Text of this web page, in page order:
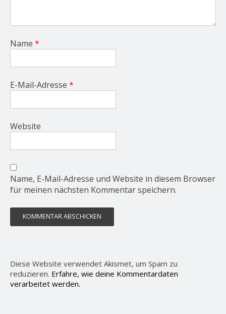
Name *
E-Mail-Adresse *
Website
Name, E-Mail-Adresse und Website in diesem Browser
für meinen nächsten Kommentar speichern.
Diese Website verwendet Akismet, um Spam zu
reduzieren. Erfahre, wie deine Kommentardaten
verarbeitet werden.